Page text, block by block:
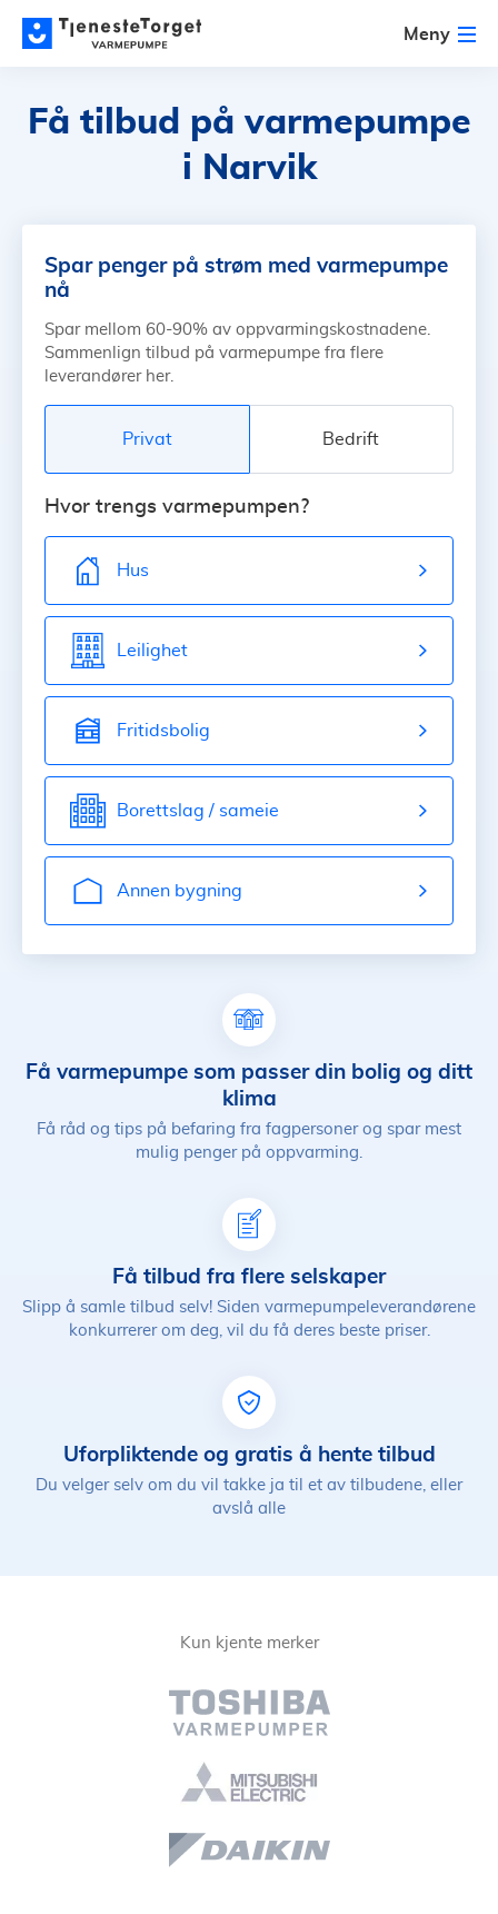
Meny
Få tilbud på varmepumpe
i Narvik
Spar penger på strøm med varmepumpe
nå
Spar mellom 60-90% av oppvarmingskostnadene.
Sammenlign tilbud på varmepumpe fra flere
leverandører her.
Privat Bedrift
Hvor trengs varmepumpen?
Hus
Leilighet
Fritidsbolig
Borettslag / sameie
Annen bygning
Få varmepumpe som passer din bolig og ditt
klima
Få råd og tips på befaring fra fagpersoner og spar mest
mulig penger på oppvarming.
Få tilbud fra flere selskaper
Slipp å samle tilbud selv! Siden varmepumpeleverandørene
konkurrerer om deg, vil du få deres beste priser.
Uforpliktende og gratis å hente tilbud
Du velger selv om du vil takke ja til et av tilbudene, eller
avslå alle
Kun kjente merker